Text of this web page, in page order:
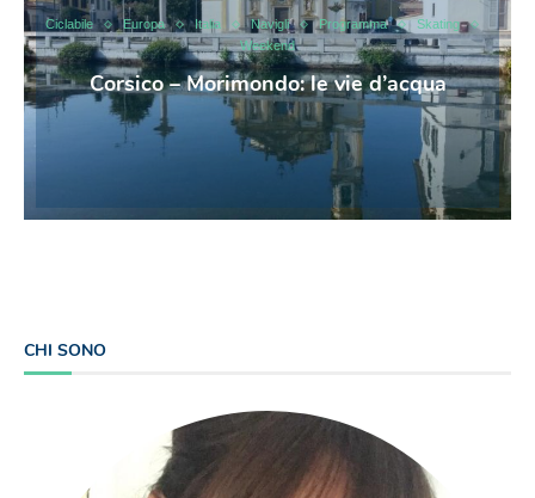
Ciclabile Europa Italia Navigli Programma
Skating
Weekend
Corsico – Morimondo: le vie d’acqua
CHI SONO